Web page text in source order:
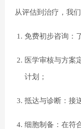
从评估到治疗，我
免费初步咨询：
医学审核与方案
计划；
抵达与诊断：接
细胞制备：在符